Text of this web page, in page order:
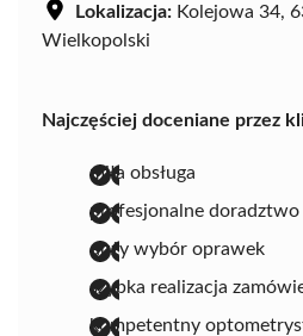
Lokalizacja: Kolejowa 34,
Wielkopolski
Najczęściej doceniane przez
miła obsługa
profesjonalne doradztwo
duży wybór oprawek
szybka realizacja
kompetentny